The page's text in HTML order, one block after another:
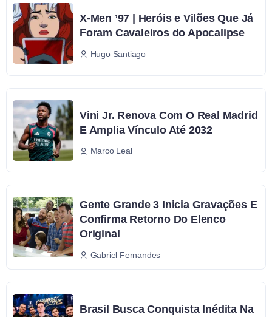
X-Men ’97 | Heróis e Vilões Que Já
Foram Cavaleiros do Apocalipse
Hugo Santiago
Vini Jr. Renova Com O Real Madrid
E Amplia Vínculo Até 2032
Marco Leal
Gente Grande 3 Inicia Gravações E
Confirma Retorno Do Elenco
Original
Gabriel Fernandes
Brasil Busca Conquista Inédita Na